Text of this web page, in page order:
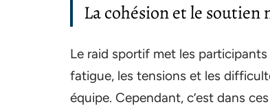
La cohésion et le soutien
Le raid sportif met les
fatigue, les tensions et les
équipe. Cependant, c’est dans